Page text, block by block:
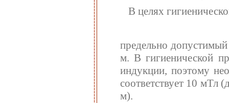
В целях
предельно
м. В гигиенической
индукции, поэтому
соответствует 10
м).